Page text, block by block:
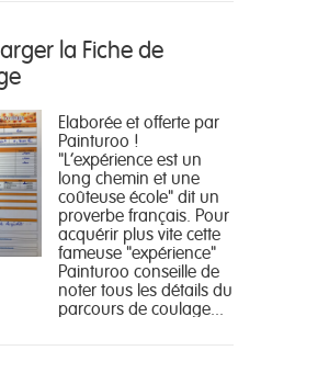
la Fiche de
Elaborée et offerte par
Painturoo !
"L'expérience est un
long chemin et une
coûteuse école" dit un
proverbe français. Pour
acquérir plus vite cette
fameuse "expérience"
Painturoo conseille de
noter tous les détails du
parcours de coulage...